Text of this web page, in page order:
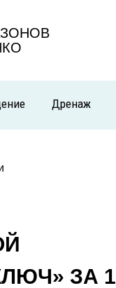
Дренаж
ЗА 1